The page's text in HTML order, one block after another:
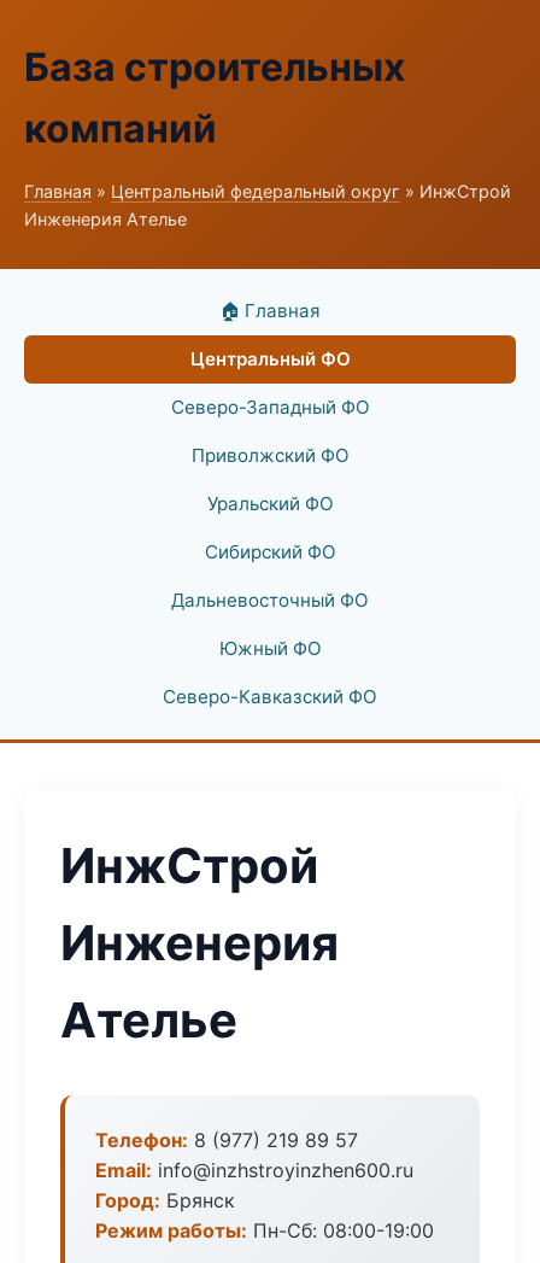
База строительных
компаний
Главная » Центральный федеральный округ » ИнжСтрой
Инженерия Ателье
🏠 Главная
Центральный ФО
Северо-Западный ФО
Приволжский ФО
Уральский ФО
Сибирский ФО
Дальневосточный ФО
Южный ФО
Северо-Кавказский ФО
ИнжСтрой
Инженерия
Ателье
Телефон: 8 (977) 219 89 57
Email: info@inzhstroyinzhen600.ru
Город: Брянск
Режим работы: Пн-Сб: 08:00-19:00